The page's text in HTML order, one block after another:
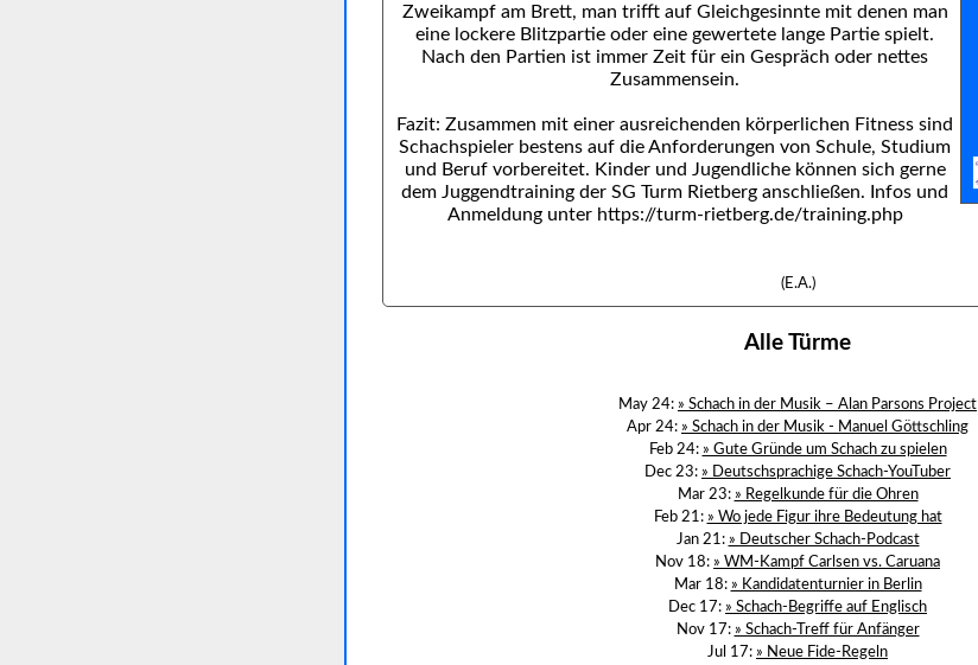
Zweikampf am Brett, man trifft auf Gleichgesinnte mit denen man
eine lockere Blitzpartie oder eine gewertete lange Partie spielt.
Nach den Partien ist immer Zeit für ein Gespräch oder nettes
Zusammensein.
Fazit: Zusammen mit einer ausreichenden körperlichen Fitness sind
Schachspieler bestens auf die Anforderungen von Schule, Studium
und Beruf vorbereitet. Kinder und Jugendliche können sich gerne
dem Juggendtraining der SG Turm Rietberg anschließen. Infos und
Anmeldung unter https://turm-rietberg.de/training.php
(E.A.)
Alle Türme
May 24: » Schach in der Musik – Alan Parsons Project
Apr 24: » Schach in der Musik - Manuel Göttschling
Feb 24: » Gute Gründe um Schach zu spielen
Dec 23: » Deutschsprachige Schach-YouTuber
Mar 23: » Regelkunde für die Ohren
Feb 21: » Wo jede Figur ihre Bedeutung hat
Jan 21: » Deutscher Schach-Podcast
Nov 18: » WM-Kampf Carlsen vs. Caruana
Mar 18: » Kandidatenturnier in Berlin
Dec 17: » Schach-Begriffe auf Englisch
Nov 17: » Schach-Treff für Anfänger
Jul 17: » Neue Fide-Regeln